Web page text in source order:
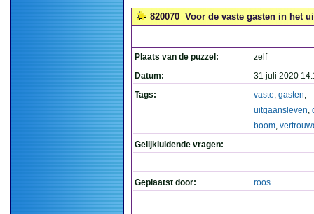
820070 Voor de vaste gasten in het
Plaats van de puzzel:
zelf
Datum:
31 juli 2020
Tags:
vaste, gasten,
uitgaansleven,
boom,
Gelijkluidende vragen:
Geplaatst door: roos